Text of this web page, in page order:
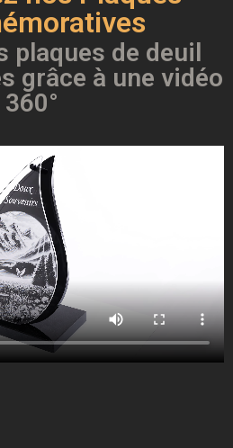
plaques de deuil
grâce à une vidéo
360°